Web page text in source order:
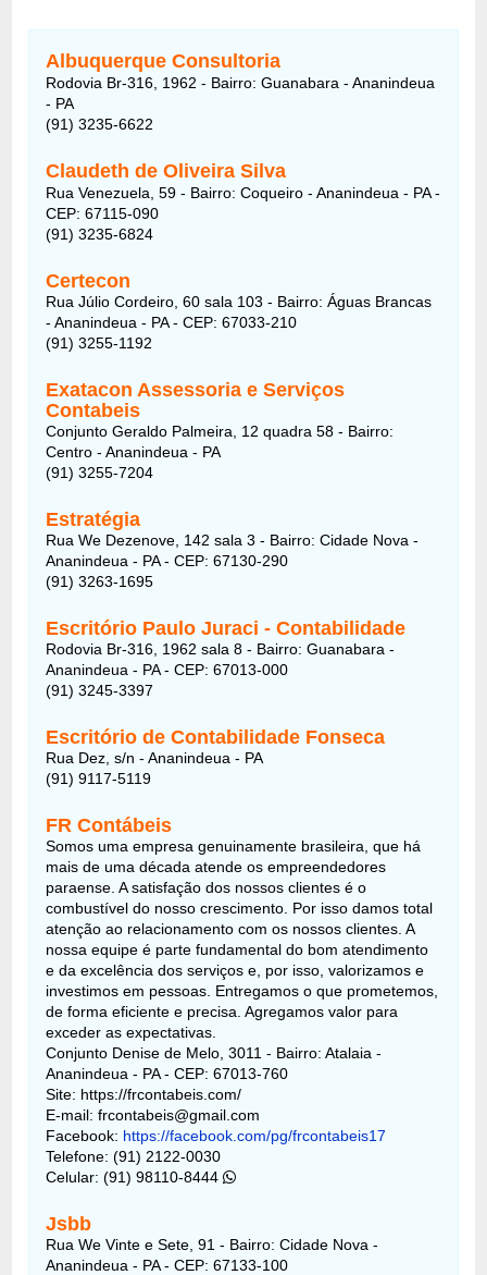
Albuquerque Consultoria
Rodovia Br-316, 1962 - Bairro: Guanabara - Ananindeua
- PA
(91) 3235-6622
Claudeth de Oliveira Silva
Rua Venezuela, 59 - Bairro: Coqueiro - Ananindeua - PA -
CEP: 67115-090
(91) 3235-6824
Certecon
Rua Júlio Cordeiro, 60 sala 103 - Bairro: Águas Brancas
- Ananindeua - PA - CEP: 67033-210
(91) 3255-1192
Exatacon Assessoria e Serviços
Contabeis
Conjunto Geraldo Palmeira, 12 quadra 58 - Bairro:
Centro - Ananindeua - PA
(91) 3255-7204
Estratégia
Rua We Dezenove, 142 sala 3 - Bairro: Cidade Nova -
Ananindeua - PA - CEP: 67130-290
(91) 3263-1695
Escritório Paulo Juraci - Contabilidade
Rodovia Br-316, 1962 sala 8 - Bairro: Guanabara -
Ananindeua - PA - CEP: 67013-000
(91) 3245-3397
Escritório de Contabilidade Fonseca
Rua Dez, s/n - Ananindeua - PA
(91) 9117-5119
FR Contábeis
Somos uma empresa genuinamente brasileira, que há
mais de uma década atende os empreendedores
paraense. A satisfação dos nossos clientes é o
combustível do nosso crescimento. Por isso damos total
atenção ao relacionamento com os nossos clientes. A
nossa equipe é parte fundamental do bom atendimento
e da excelência dos serviços e, por isso, valorizamos e
investimos em pessoas. Entregamos o que prometemos,
de forma eficiente e precisa. Agregamos valor para
exceder as expectativas.
Conjunto Denise de Melo, 3011 - Bairro: Atalaia -
Ananindeua - PA - CEP: 67013-760
Site: https://frcontabeis.com/
E-mail: frcontabeis@gmail.com
Facebook: https://facebook.com/pg/frcontabeis17
Telefone: (91) 2122-0030
Celular: (91) 98110-8444
Jsbb
Rua We Vinte e Sete, 91 - Bairro: Cidade Nova -
Ananindeua - PA - CEP: 67133-100